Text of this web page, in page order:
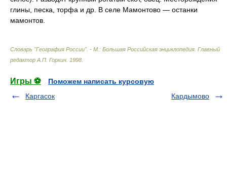
глины, песка, торфа и др. В селе Мамонтово — останки
мамонтов.
Словарь "География России". - М.: Большая Российская энциклопедия Главный
редактор А.П. Горкин 1998
Игры ⚽
Поможем написать курсовую
Каргасок
Кардымово